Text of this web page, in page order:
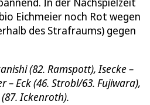
Eichmeier noch Rot wegen
des Strafraums) gegen
(82. Ramspott), Isecke –
– Eck (46. Strobl/63. Fujiwara),
Ickenroth).